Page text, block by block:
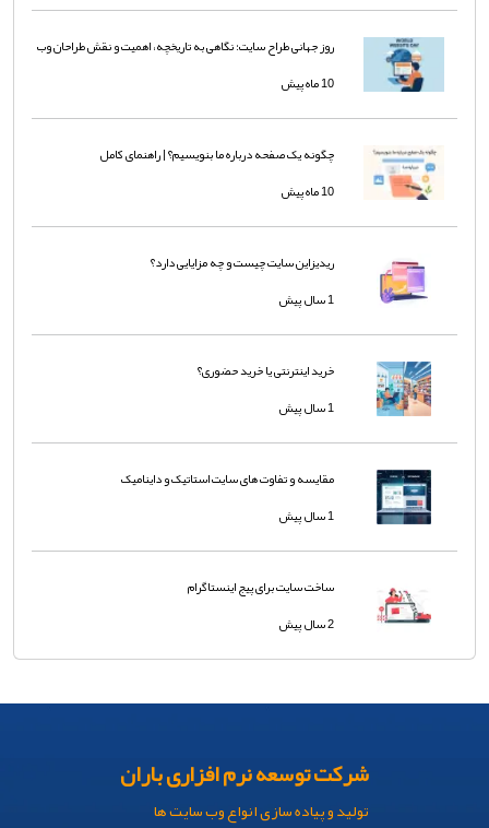
روز جهانی طراح سایت؛ نگاهی به تاریخچه، اهمیت و نقش طراحان وب
10 ماه پیش
چگونه یک صفحه درباره ما بنویسیم؟ | راهنمای کامل
10 ماه پیش
ریدیزاین سایت چیست و چه مزایایی دارد؟
1 سال پیش
خرید اینترنتی یا خرید حضوری؟
1 سال پیش
مقایسه و تفاوت های سایت استاتیک و داینامیک
1 سال پیش
ساخت سایت برای پیج اینستاگرام
2 سال پیش
شرکت توسعه نرم افزاری باران
تولید و پیاده سازی انواع وب سایت ها